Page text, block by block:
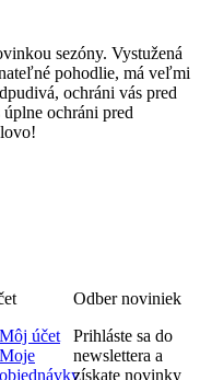
sezóny. Vystužená
pohodlie, má veľmi
ochráni vás pred
ochráni pred
Môj účet
Moje
objednávky
Odber noviniek
Prihláste sa do
newslettera a
získate novinky